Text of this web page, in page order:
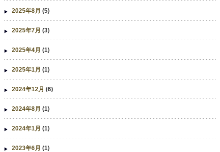
2025年8月 (5)
2025年7月 (3)
2025年4月 (1)
2025年1月 (1)
2024年12月 (6)
2024年8月 (1)
2024年1月 (1)
2023年6月 (1)